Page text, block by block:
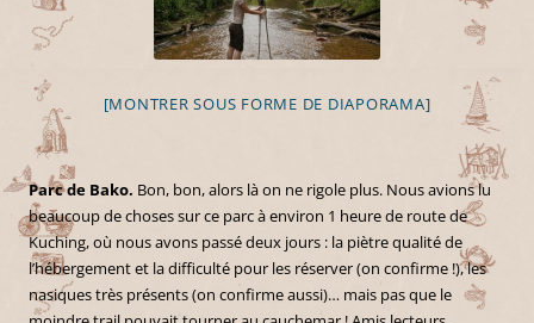
[MONTRER SOUS FORME DE DIAPORAMA]
Parc de Bako. Bon, bon, alors là on ne rigole plus. Nous avions lu
beaucoup de choses sur ce parc à environ 1 heure de route de
Kuching, où nous avons passé deux jours : la piètre qualité de
l’hébergement et la difficulté pour les réserver (on confirme !), les
nasiques très présents (on confirme aussi)… mais pas que le